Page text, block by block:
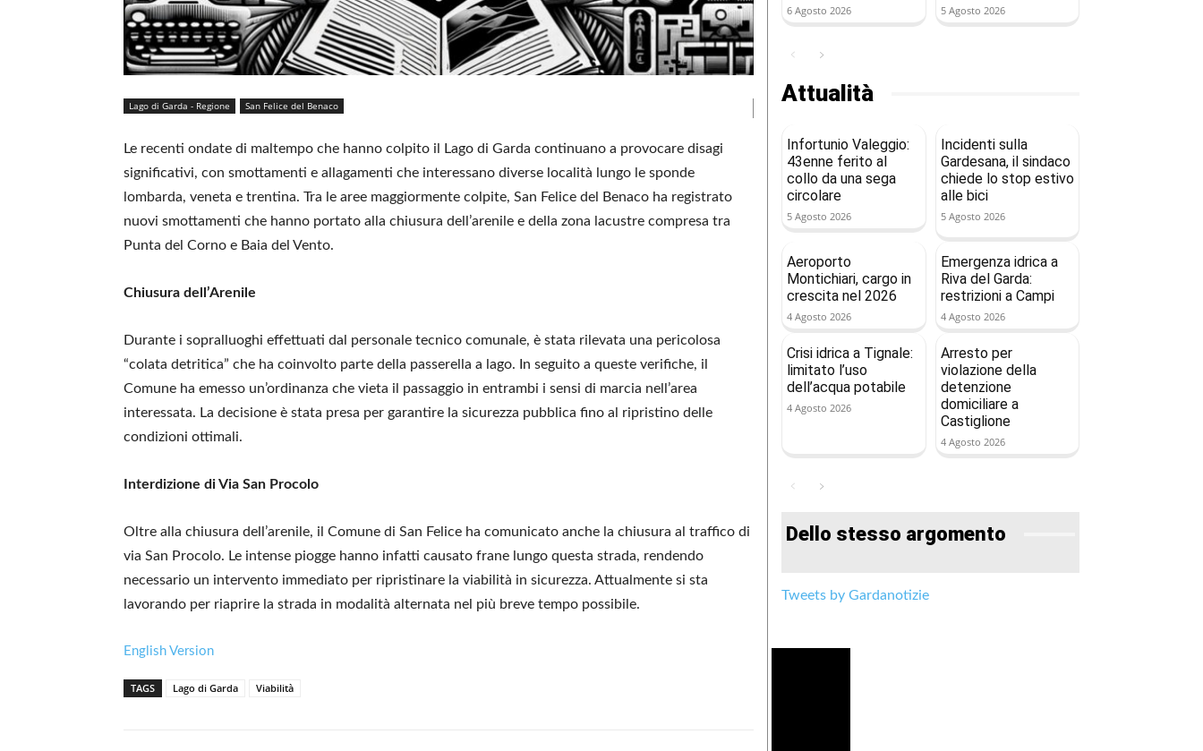
Lago di Garda - Regione San Felice del Benaco
Le recenti ondate di maltempo che hanno colpito il Lago di Garda continuano a provocare disagi
significativi, con smottamenti e allagamenti che interessano diverse località lungo le sponde
lombarda, veneta e trentina. Tra le aree maggiormente colpite, San Felice del Benaco ha registrato
nuovi smottamenti che hanno portato alla chiusura dell’arenile e della zona lacustre compresa tra
Punta del Corno e Baia del Vento.
Chiusura dell’Arenile
Durante i sopralluoghi effettuati dal personale tecnico comunale, è stata rilevata una pericolosa
“colata detritica” che ha coinvolto parte della passerella a lago. In seguito a queste verifiche, il
Comune ha emesso un’ordinanza che vieta il passaggio in entrambi i sensi di marcia nell’area
interessata. La decisione è stata presa per garantire la sicurezza pubblica fino al ripristino delle
condizioni ottimali.
Interdizione di Via San Procolo
Oltre alla chiusura dell’arenile, il Comune di San Felice ha comunicato anche la chiusura al traffico di
via San Procolo. Le intense piogge hanno infatti causato frane lungo questa strada, rendendo
necessario un intervento immediato per ripristinare la viabilità in sicurezza. Attualmente si sta
lavorando per riaprire la strada in modalità alternata nel più breve tempo possibile.
English Version
TAGS Lago di Garda Viabilità
6 Agosto 2026 5 Agosto 2026
Attualità
Infortunio Valeggio:
43enne ferito al
collo da una sega
circolare
5 Agosto 2026
Incidenti sulla
Gardesana, il sindaco
chiede lo stop estivo
alle bici
5 Agosto 2026
Aeroporto
Montichiari, cargo in
crescita nel 2026
4 Agosto 2026
Emergenza idrica a
Riva del Garda:
restrizioni a Campi
4 Agosto 2026
Crisi idrica a Tignale:
limitato l’uso
dell’acqua potabile
4 Agosto 2026
Arresto per
violazione della
detenzione
domiciliare a
Castiglione
4 Agosto 2026
Dello stesso argomento
Tweets by Gardanotizie